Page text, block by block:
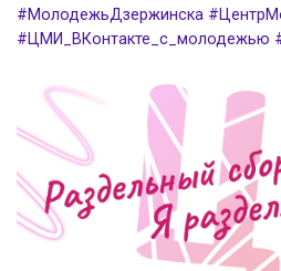
#МолодежьДзержинска
#ЦМИ_ВКонтакте_с_молодежью